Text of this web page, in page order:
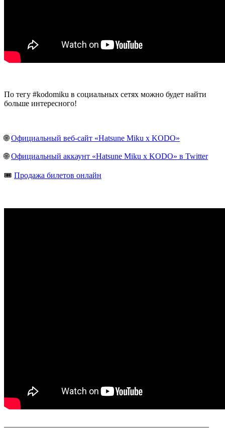
По тегу #kodomiku в социальных сетях можно будет найти
больше интересного!
🌐Официальный веб-сайт «Hatsune Miku x KODO»
🌐Официальный аккаунт «Hatsune Miku x KODO» в Twitter
🎟️ Продажа билетов онлайн